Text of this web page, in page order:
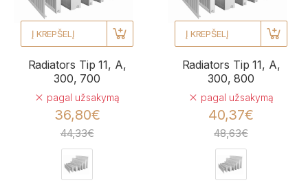
Į KREPŠELĮ
Radiators Tip 11, A,
300, 700
pagal užsakymą
36,80€
44,33€
Į KREPŠELĮ
Radiators Tip 11, A,
300, 800
pagal užsakymą
40,37€
48,63€